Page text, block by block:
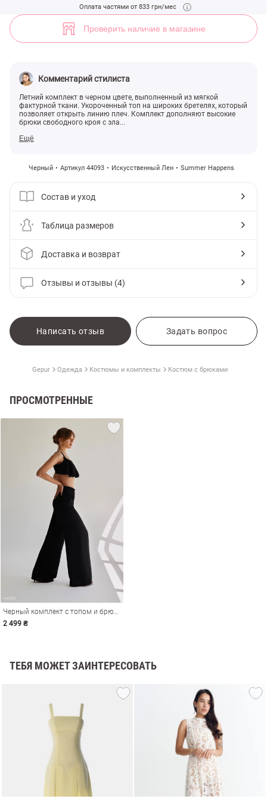
Оплата частями от 833 грн/мес
Проверить наличие в магазине
Комментарий стилиста
Летний комплект в черном цвете, выполненный из мягкой
фактурной ткани. Укороченный топ на широких бретелях, который
позволяет открыть линию плеч. Комплект дополняют высокие
брюки свободного кроя с эла...
Ещё
Черный Артикул 44093 Искусственный Лен Summer Happens
Состав и уход
Таблица размеров
Доставка и возврат
Отзывы и отзывы (4)
Написать отзыв Задать вопрос
Gepur Одежда Костюмы и комплекты Костюм с брюками
ПРОСМОТРЕННЫЕ
Черный комплект с топом и брюками
2 499 ₴
ТЕБЯ МОЖЕТ ЗАИНТЕРЕСОВАТЬ
Черный комплект с топом и брюками (арт. 44093) ♡ интернет-